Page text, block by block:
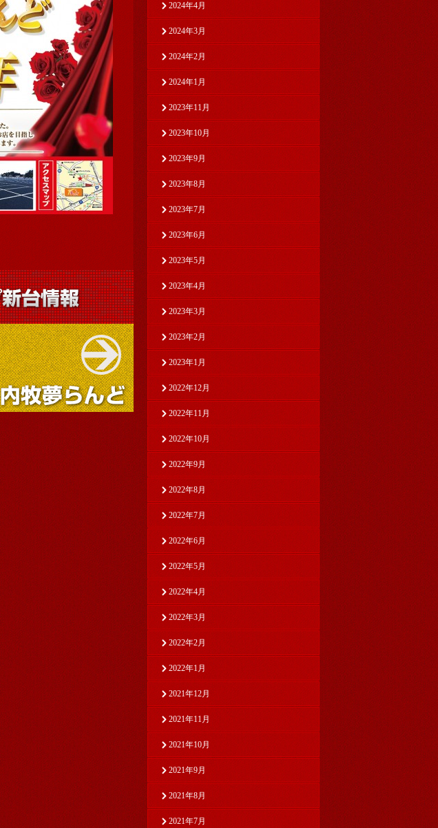
2024年4月
2024年3月
2024年2月
2024年1月
2023年11月
2023年10月
2023年9月
2023年8月
2023年7月
2023年6月
2023年5月
2023年4月
2023年3月
2023年2月
2023年1月
2022年12月
2022年11月
2022年10月
2022年9月
2022年8月
2022年7月
2022年6月
2022年5月
2022年4月
2022年3月
2022年2月
2022年1月
2021年12月
2021年11月
2021年10月
2021年9月
2021年8月
2021年7月